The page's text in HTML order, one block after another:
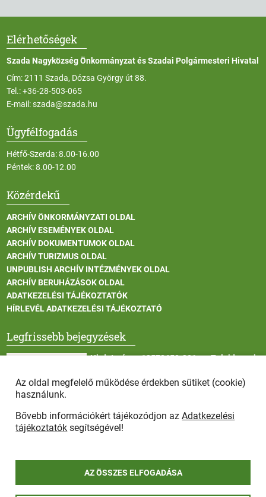
Elérhetőségek
Szada Nagyközség Önkormányzat és Szadai Polgármesteri Hivatal
Cím: 2111 Szada, Dózsa György út 88.
Tel.:+36-28-503-065
E-mail:szada@szada.hu
Ügyfélfogadás
Hétfő-Szerda: 8.00-16.00
Péntek: 8.00-12.00
Közérdekű
ARCHÍV ÖNKORMÁNYZATI OLDAL
ARCHÍV ESEMÉNYEK OLDAL
ARCHÍV DOKUMENTUMOK OLDAL
ARCHÍV TURIZMUS OLDAL
UNPUBLISH ARCHÍV INTÉZMÉNYEK OLDAL
ARCHÍV BERUHÁZÁSOK OLDAL
ADATKEZELÉSI TÁJÉKOZTATÓK
HÍRLEVÉL ADATKEZELÉSI TÁJÉKOZTATÓ
Legfrissebb bejegyzések
Hirdetmény - 13572650-301 sz. Tulajdonosi
II. fokú hőségriasztás
Az oldal megfelelő működése érdekben sütiket (cookie)
használunk.
Bővebb információkért tájékozódjon azAdatkezelési
tájékoztatók segítségével!
AZ ÖSSZES ELFOGADÁSA